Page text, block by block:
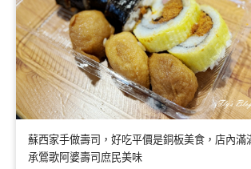
蘇西家手做壽司，好吃平價是銅板美食，店內滿
承鶯歌阿婆壽司庶民美味